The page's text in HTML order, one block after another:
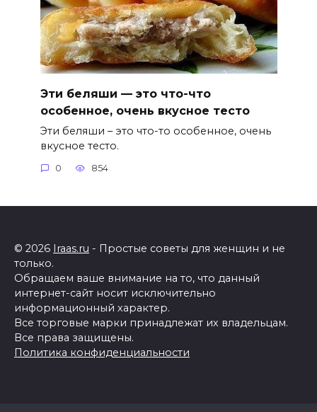
Эти беляши — это что-что
особенное, очень вкусное тесто
Эти беляши – это что-то особенное, очень
вкусное тесто.
0 854
© 2026 Iraas.ru - Простые советы для женщин и не
только.
Обращаем ваше внимание на то, что данный
интернет-сайт носит исключительно
информационный характер.
Все торговые марки принадлежат их владельцам.
Все права защищены.
Политика конфиденциальности